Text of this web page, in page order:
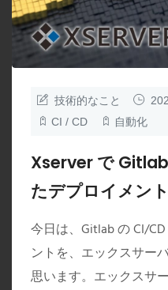
技術的なこと
CI / CD
自動化
Xserver で
たデプロイメント
今日は、Gitlab の CI/
ントを、エックスサー
思います。エックスサ